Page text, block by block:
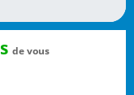
de vous